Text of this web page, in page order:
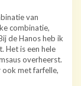
van
combinatie,
de Hanos heb ik
Het is een hele
overheerst.
ook met farfelle,